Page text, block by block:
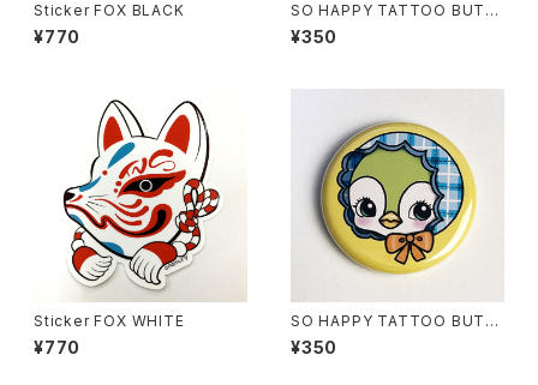
Sticker FOX BLACK
¥770
SO HAPPY TATTOO BUTT
ON BADGE- SEAL
¥350
Sticker FOX WHITE
¥770
SO HAPPY TATTOO BUTT
ON BADGE- PENGUIN
¥350